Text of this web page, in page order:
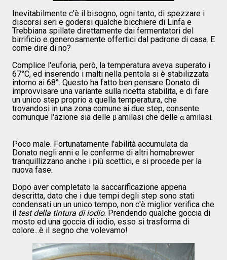
Inevitabilmente c'è il bisogno, ogni tanto, di spezzare i
discorsi seri e godersi qualche bicchiere di Linfa e
Trebbiana spillate direttamente dai fermentatori del
birrificio e generosamente offertici dal padrone di casa. E
come dire di no?
Complice l'euforia, però, la temperatura aveva superato i
67°C, ed inserendo i malti nella pentola si è stabilizzata
intorno ai 68°. Questo ha fatto ben pensare Donato di
improvvisare una variante sulla ricetta stabilita, e di fare
un unico step proprio a quella temperatura, che
trovandosi in una zona comune ai due step, consente
comunque l'azione sia delle β amilasi che delle α amilasi.
Poco male. Fortunatamente l'abilità accumulata da
Donato negli anni e le conferme di altri homebrewer
tranquillizzano anche i più scettici, e si procede per la
nuova fase.
Dopo aver completato la saccarificazione appena
descritta, dato che i due tempi degli step sono stati
condensati un un unico tempo, non c'è miglior verifica che
il test della tintura di iodio. Prendendo qualche goccia di
mosto ed una goccia di iodio, esso si trasforma di
colore...è il segno che volevamo!